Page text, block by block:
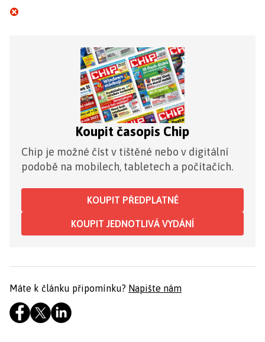
Koupit časopis Chip
Chip je možné číst v tištěné nebo v digitální
podobě na mobilech, tabletech a počítačích.
KOUPIT PŘEDPLATNÉ
KOUPIT JEDNOTLIVÁ VYDÁNÍ
Máte k článku připomínku? Napište nám